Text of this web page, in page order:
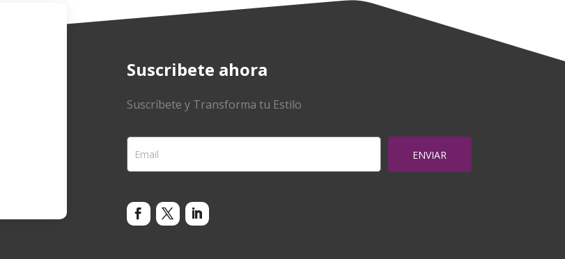
Suscribete ahora
Suscríbete y Transforma tu Estilo
ENVIAR